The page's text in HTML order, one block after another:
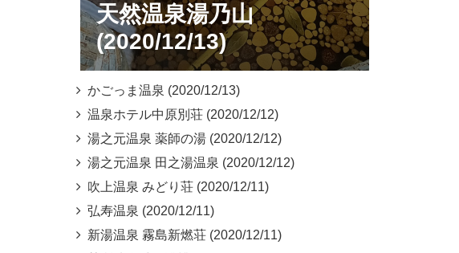
天然温泉湯乃山
(2020/12/13)
かごっま温泉 (2020/12/13)
温泉ホテル中原別荘 (2020/12/12)
湯之元温泉 薬師の湯 (2020/12/12)
湯之元温泉 田之湯温泉 (2020/12/12)
吹上温泉 みどり荘 (2020/12/11)
弘寿温泉 (2020/12/11)
新湯温泉 霧島新燃荘 (2020/12/11)